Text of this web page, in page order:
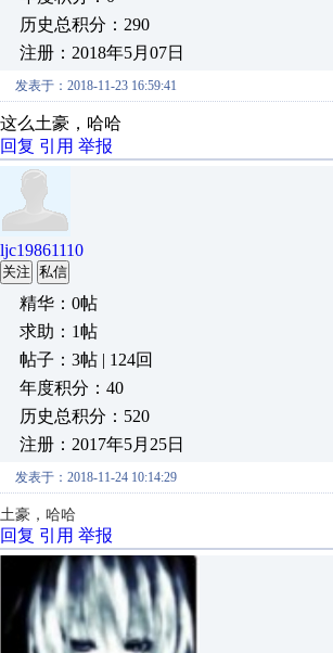
历史总积分：290
注册：2018年5月07日
发表于：2018-11-23 16:59:41
这么土豪，哈哈
回复 引用 举报
ljc19861110
关注 私信
精华：0帖
求助：1帖
帖子：3帖 | 124回
年度积分：40
历史总积分：520
注册：2017年5月25日
发表于：2018-11-24 10:14:29
土豪，哈哈
回复 引用 举报